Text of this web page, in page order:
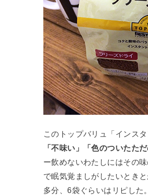
このトップバリュ「インス
「不味い」「色のついたただ
ー飲めないわたしにはその
で眠気覚ましがしたいとき
多分、6袋ぐらいはリピした。